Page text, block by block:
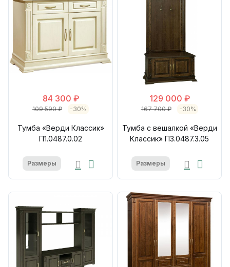
84 300 ₽
109 590 ₽ -30%
Тумба «Верди Классик»
П1.0487.0.02
Размеры
129 000 ₽
167 700 ₽ -30%
Тумба с вешалкой «Верди
Классик» П3.0487.3.05
Размеры